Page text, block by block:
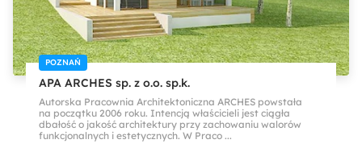
POZNAŃ
APA ARCHES sp. z o.o. sp.k.
Autorska Pracownia Architektoniczna ARCHES powstała
na początku 2006 roku. Intencją właścicieli jest ciągła
dbałość o jakość architektury przy zachowaniu walorów
funkcjonalnych i estetycznych. W Praco ...